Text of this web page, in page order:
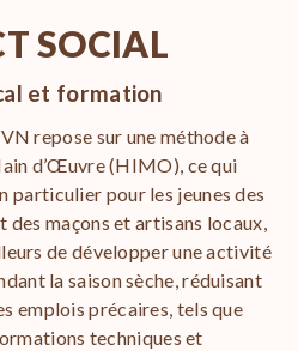
SOCIAL
et formation
repose sur une méthode à
d’Œuvre (HIMO), ce qui
particulier pour les jeunes des
des maçons et artisans locaux,
de développer une activité
la saison sèche, réduisant
emplois précaires, tels que
techniques et